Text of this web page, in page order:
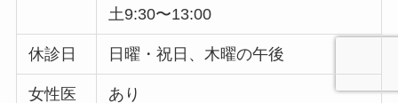
土9:30〜13:00
休診日 日曜・祝日、木曜の午後
女性医 あり